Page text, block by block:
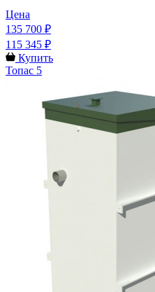
Цена
135 700 ₽
115 345 ₽
Купить
Топас 5